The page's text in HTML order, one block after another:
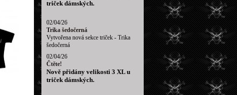
triček dámských.
02/04/26
Trika šedočerná
Vytvořena nová sekce triček - Trika
šedočerná
02/04/26
Čtěte!
Nově přidány velikosti 3 XL u
triček dámských.